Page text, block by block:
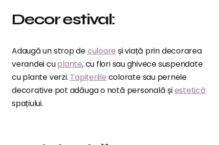
Decor estival:
Adaugă un strop deculoare și viață prin decorarea
verandei cuplante, cu flori sau ghivece suspendate
cu plante verzi. Tapițeriile colorate sau pernele
decorative pot adăuga o notă personală șiestetică
spațiului.